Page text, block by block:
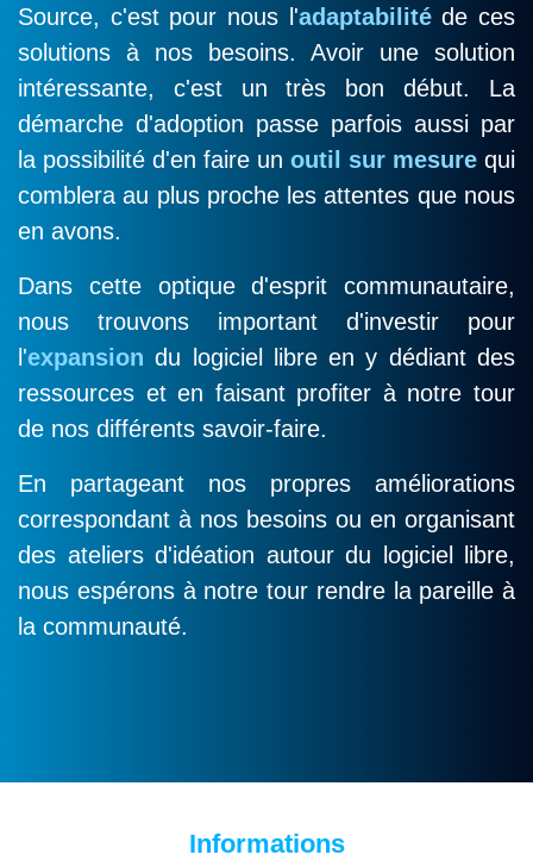
Source, c'est pour nous l'adaptabilitéde ces
solutions à nos besoins. Avoir une solution
intéressante, c'est un très bon début. La
démarche d'adoption passe parfois aussi par
la possibilité d'en faire un outil sur mesure qui
comblera au plus proche les attentes que nous
en avons.
Dans cette optique d'esprit communautaire,
nous trouvons important d'investir pour
l'expansion du logiciel libre en y dédiant des
ressources et en faisant profiter à notre tour
de nos différents savoir-faire.
En partageant nos propres améliorations
correspondant à nos besoins ou en organisant
des ateliers d'idéation autour du logiciel libre,
nous espérons à notre tour rendre la pareille à
la communauté.
Informations